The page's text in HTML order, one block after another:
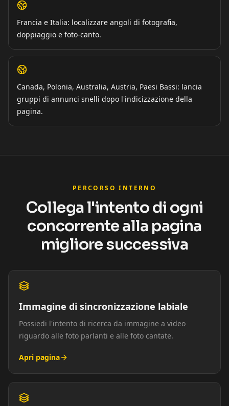
Francia e Italia: localizzare angoli di fotografia,
doppiaggio e foto-canto.
Canada, Polonia, Australia, Austria, Paesi Bassi: lancia
gruppi di annunci snelli dopo l'indicizzazione della
pagina.
PERCORSO INTERNO
Collega l'intento di ogni
concorrente alla pagina
migliore successiva
Immagine di sincronizzazione labiale
Possiedi l'intento di ricerca da immagine a video
riguardo alle foto parlanti e alle foto cantate.
Apri pagina